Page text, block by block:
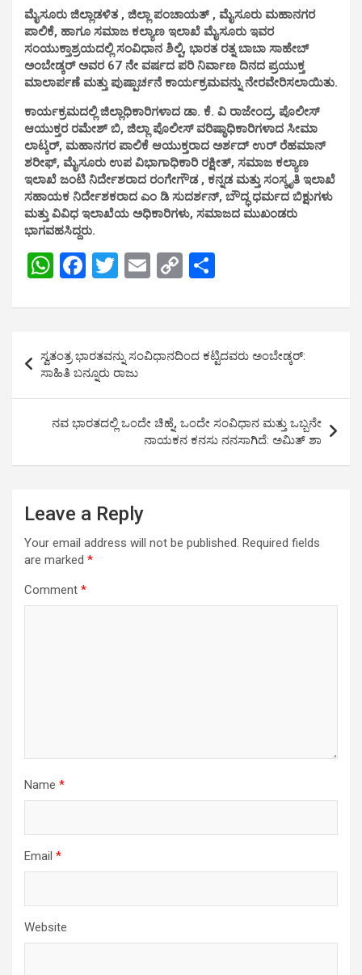
ಮೈಸೂರು ಜಿಲ್ಲಾಡಳಿತ , ಜಿಲ್ಲಾ ಪಂಚಾಯತ್ , ಮೈಸೂರು ಮಹಾನಗರ
ಪಾಲಿಕೆ, ಹಾಗೂ ಸಮಾಜ ಕಲ್ಯಾಣ ಇಲಾಖೆ ಮೈಸೂರು ಇವರ
ಸಂಯುಕ್ತಾಶ್ರಯದಲ್ಲಿ ಸಂವಿಧಾನ ಶಿಲ್ಪಿ, ಭಾರತ ರತ್ನ ಬಾಬಾ ಸಾಹೇಬ್
ಅಂಬೇಡ್ಕರ್ ಅವರ 67 ನೇ ವರ್ಷದ ಪರಿ ನಿರ್ವಾಣ ದಿನದ ಪ್ರಯುಕ್ತ
ಮಾಲಾರ್ಪಣೆ ಮತ್ತು ಪುಷ್ಪಾರ್ಚನೆ ಕಾರ್ಯಕ್ರಮವನ್ನು ನೇರವೇರಿಸಲಾಯಿತು.
ಕಾರ್ಯಕ್ರಮದಲ್ಲಿ ಜಿಲ್ಲಾಧಿಕಾರಿಗಳಾದ ಡಾ. ಕೆ. ವಿ ರಾಜೇಂದ್ರ, ಪೊಲೀಸ್
ಆಯುಕ್ತರ ರಮೇಶ್ ಬಿ, ಜಿಲ್ಲಾ ಪೊಲೀಸ್ ವರಿಷ್ಠಾಧಿಕಾರಿಗಳಾದ ಸೀಮಾ
ಲಾಟ್ಕರ್, ಮಹಾನಗರ ಪಾಲಿಕೆ ಆಯುಕ್ತರಾದ ಅರ್ಶದ್ ಉರ್ ರೆಹಮಾನ್
ಶರೀಫ್, ಮೈಸೂರು ಉಪ ವಿಭಾಗಾಧಿಕಾರಿ ರಕ್ಷೀತ್, ಸಮಾಜ ಕಲ್ಯಾಣ
ಇಲಾಖೆ ಜಂಟಿ ನಿರ್ದೇಶರಾದ ರಂಗೇಗೌಡ , ಕನ್ನಡ ಮತ್ತು ಸಂಸ್ಕೃತಿ ಇಲಾಖೆ
ಸಹಾಯಕ ನಿರ್ದೇಶಕರಾದ ಎಂ ಡಿ ಸುದರ್ಶನ್, ಬೌದ್ಧ ಧರ್ಮದ ಬಿಕ್ಷುಗಳು
ಮತ್ತು ವಿವಿಧ ಇಲಾಖೆಯ ಅಧಿಕಾರಿಗಳು, ಸಮಾಜದ ಮುಖಂಡರು
ಭಾಗವಹಸಿದ್ದರು.
W
at
s
A
p
p
F
ce
b
o
o
k
T
tt
er
E
ail
C
py
Li
n
k
ar
e
navigation
ಸ್ವತಂತ್ರ ಭಾರತವನ್ನು ಸಂವಿಧಾನದಿಂದ ಕಟ್ಟಿದವರು ಅಂಬೇಡ್ಕರ್:
ಸಾಹಿತಿ ಬನ್ನೂರು ರಾಜು
ನವ ಭಾರತದಲ್ಲಿ ಒಂದೇ ಚಿಹ್ನೆ, ಒಂದೇ ಸಂವಿಧಾನ ಮತ್ತು ಒಬ್ಬನೇ
ನಾಯಕನ ಕನಸು ನನಸಾಗಿದೆ: ಅಮಿತ್ ಶಾ
Leave a Reply
Your email address will not be published. Required fields
are marked *
Comment *
Name *
Email *
Website